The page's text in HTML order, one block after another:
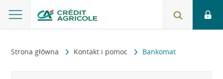
Strona główna Kontakt i pomoc Bankomat